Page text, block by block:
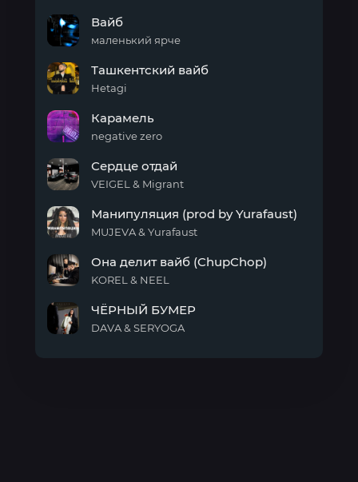
чуть-
чуть
Вайб
маленький ярче
вайб
Ташкентский вайб
Hetagi
Карамель
negative zero
отдай
Сердце отдай
VEIGEL & Migrant
(prod
by
Манипуляция (prod by Yurafaust)
MUJEVA & Yurafaust
делит
вайб
Она делит вайб (ChupChop)
KOREL & NEEL
ЧЁРНЫЙ БУМЕР
DAVA & SERYOGA